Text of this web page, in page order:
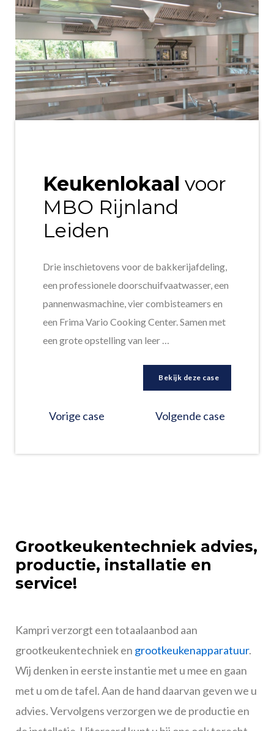
Keukenlokaal voor
MBO Rijnland
Leiden
Drie inschietovens voor de bakkerijafdeling,
een professionele doorschuifvaatwasser, een
pannenwasmachine, vier combisteamers en
een Frima Vario Cooking Center. Samen met
een grote opstelling van leer …
Bekijk deze case
Vorige case Volgende case
Grootkeukentechniek advies,
productie, installatie en
service!
Kampri verzorgt een totaalaanbod aan
grootkeukentechniek en grootkeukenapparatuur.
Wij denken in eerste instantie met u mee en gaan
met u om de tafel. Aan de hand daarvan geven we u
advies. Vervolgens verzorgen we de productie en